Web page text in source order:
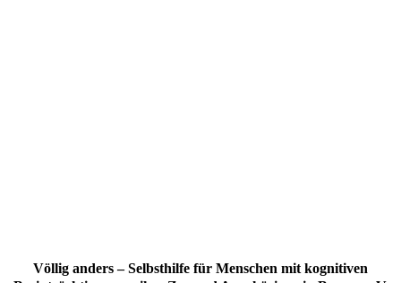
Völlig anders – Selbsthilfe für Menschen mit kognitiven